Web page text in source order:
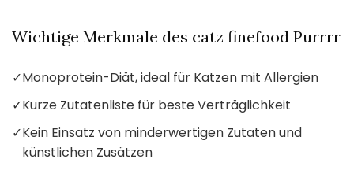
Wichtige Merkmale des catz finefood Purrrr
✓Monoprotein-Diät, ideal für Katzen mit Allergien
✓Kurze Zutatenliste für beste Verträglichkeit
✓Kein Einsatz von minderwertigen Zutaten und
künstlichen Zusätzen